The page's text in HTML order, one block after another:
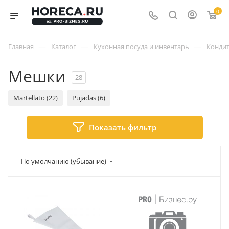
0
Главная — Каталог — Кухонная посуда и инвентарь —
Мешки 28
Martellato (22) Pujadas (6)
Показать фильтр
По умолчанию (убывание)